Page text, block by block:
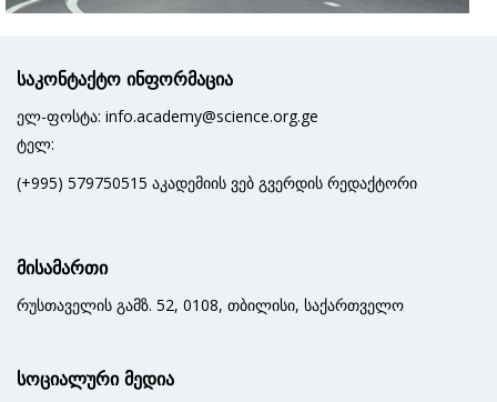
საკონტაქტო ინფორმაცია
ელ-ფოსტა: info.academy@science.org.ge
ტელ:
(+995) 579750515 აკადემიის ვებ გვერდის რედაქტორი
მისამართი
რუსთაველის გამზ. 52, 0108, თბილისი, საქართველო
სოციალური მედია